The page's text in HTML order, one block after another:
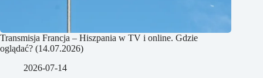
Transmisja Francja – Hiszpania w TV i online. Gdzie
oglądać? (14.07.2026)
2026-07-14